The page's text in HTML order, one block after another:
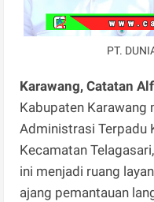
PT.
Karawang, Catatan
Kabupaten Karawang
Administrasi Terpadu
Kecamatan
ini menjadi ruang
ajang pemantauan